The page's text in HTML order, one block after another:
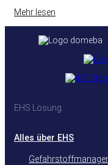
Mehr lesen
EHS Lösung
Alles über EHS